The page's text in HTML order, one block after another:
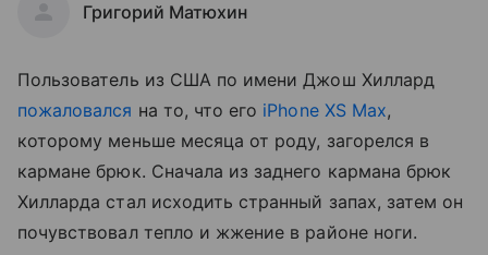
Григорий Матюхин
Пользователь из США по имени Джош Хиллард
пожаловался на то, что его iPhone XS Max,
которому меньше месяца от роду, загорелся в
кармане брюк. Сначала из заднего кармана брюк
Хилларда стал исходить странный запах, затем он
почувствовал тепло и жжение в районе ноги.